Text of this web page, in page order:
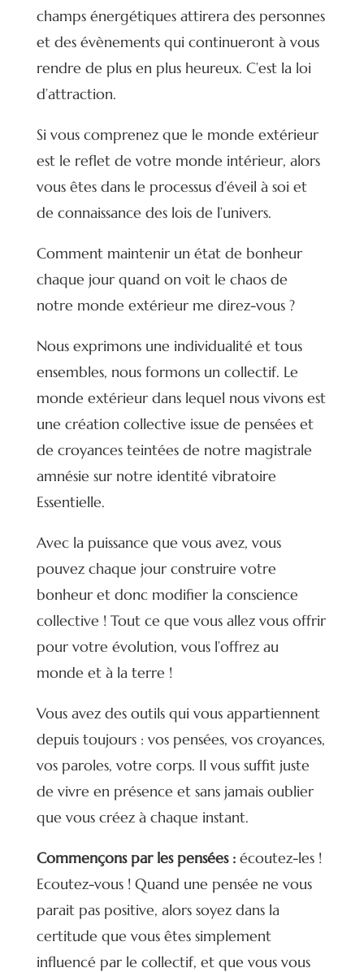
champs énergétiques attirera des personnes
et des évènements qui continueront à vous
rendre de plus en plus heureux. C’est la loi
d’attraction.
Si vous comprenez que le monde extérieur
est le reflet de votre monde intérieur, alors
vous êtes dans le processus d’éveil à soi et
de connaissance des lois de l’univers.
Comment maintenir un état de bonheur
chaque jour quand on voit le chaos de
notre monde extérieur me direz-vous ?
Nous exprimons une individualité et tous
ensembles, nous formons un collectif. Le
monde extérieur dans lequel nous vivons est
une création collective issue de pensées et
de croyances teintées de notre magistrale
amnésie sur notre identité vibratoire
Essentielle.
Avec la puissance que vous avez, vous
pouvez chaque jour construire votre
bonheur et donc modifier la conscience
collective ! Tout ce que vous allez vous offrir
pour votre évolution, vous l’offrez au
monde et à la terre !
Vous avez des outils qui vous appartiennent
depuis toujours : vos pensées, vos croyances,
vos paroles, votre corps. Il vous suffit juste
de vivre en présence et sans jamais oublier
que vous créez à chaque instant.
Commençons par les pensées :écoutez-les !
Ecoutez-vous ! Quand une pensée ne vous
parait pas positive, alors soyez dans la
certitude que vous êtes simplement
influencé par le collectif, et que vous vous